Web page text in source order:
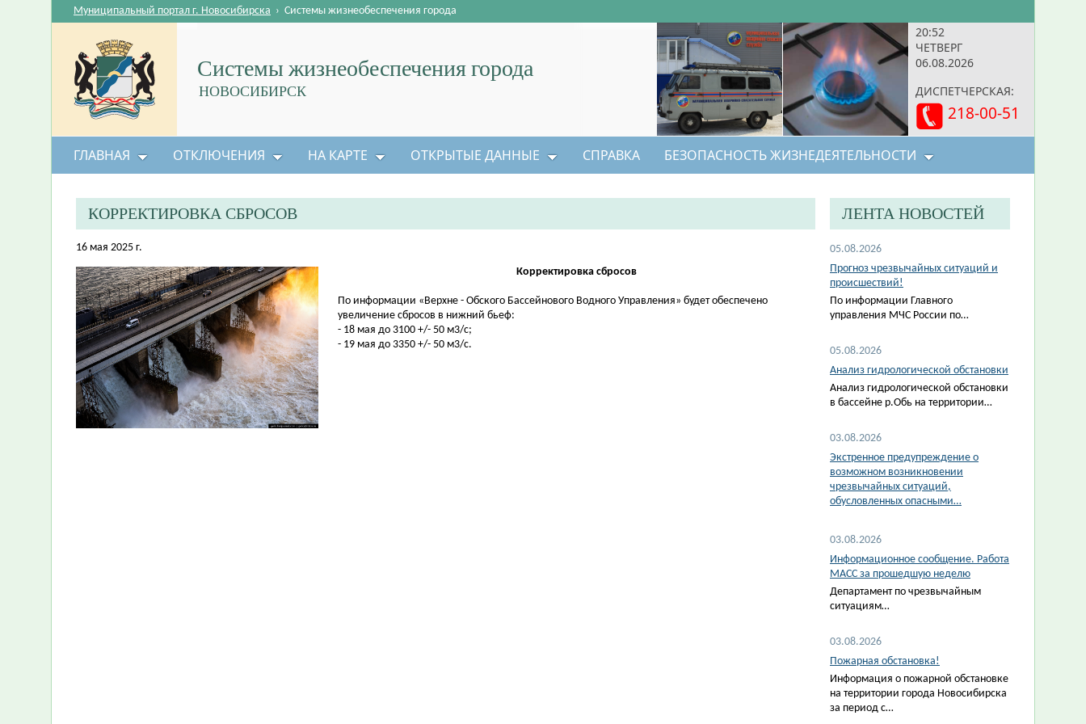
20:52
ЧЕТВЕРГ
06.08.2026
ДИСПЕТЧЕРСКАЯ:
218-00-51
Системы жизнеобеспечения города
НОВОСИБИРСК
Муниципальный портал г. Новосибирска › Системы жизнеобеспечения города
ГЛАВНАЯ ОТКЛЮЧЕНИЯ НА КАРТЕ ОТКРЫТЫЕ ДАННЫЕ СПРАВКА БЕЗОПАСНОСТЬ ЖИЗНЕДЕЯТЕЛЬНОСТИ
КОРРЕКТИРОВКА СБРОСОВ
16 мая 2025 г.
Корректировка сбросов
По информации «Верхне - Обского Бассейнового Водного Управления» будет обеспечено
увеличение сбросов в нижний бьеф:
- 18 мая до 3100 +/- 50 м3/с;
- 19 мая до 3350 +/- 50 м3/с.
ЛЕНТА НОВОСТЕЙ
05.08.2026
Прогноз чрезвычайных ситуаций и
происшествий!
По информации Главного
управления МЧС России по…
05.08.2026
Анализ гидрологической обстановки
Анализ гидрологической обстановки
в бассейне р.Обь на территории…
03.08.2026
Экстренное предупреждение о
возможном возникновении
чрезвычайных ситуаций,
обусловленных опасными…
03.08.2026
Информационное сообщение. Работа
МАСС за прошедшую неделю
Департамент по чрезвычайным
ситуациям…
03.08.2026
Пожарная обстановка!
Информация о пожарной обстановке
на территории города Новосибирска
за период с…